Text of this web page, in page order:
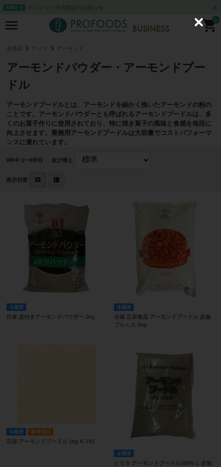
お知らせ クレジット決済開始のお知らせ
0
全商品 ナッツ アーモンド
アーモンドパウダー・アーモンドプー
ドル
アーモンドプードルとは、アーモンドを細かく挽いたアーモンドの粉の
ことです。アーモンドパウダーとも呼ばれるアーモンドプードルは、多
くのお菓子作りに使用されており、特に焼き菓子の風味と食感を格段に
向上させます。業務用アーモンドプードルは大容量でコストパフォーマ
ンスに優れています。
9件中 1〜9件目 並び替え
表示切替
冷蔵便
日食 皮付きアーモンドパウダー 2kg
冷蔵便
冷蔵 正栄食品 アーモンドプードル 皮無
プルミエ 1kg
冷蔵便 取寄商品
正栄 アーモンドプードル 1kg K-701
冷蔵便
ヒラタ アーモンドプードル100% L 皮無
C